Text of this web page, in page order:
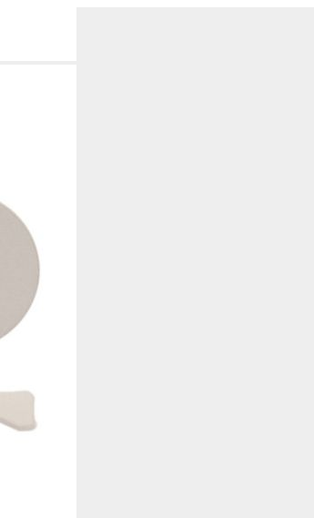
en tu navegador. Sin embargo, si bloqueas ciertos
ofrecerte pueden verse afectados. Más información
necesarias
para que el sitio web funcione y no se pueden
necesarias te permitirán acceder a tu área de cliente,
de compras. También nos permitirán detectar cualquier
y / o la navegación en el Sitio. Puedes configurar tu
pero algunas partes del sitio web pueden verse
personal.